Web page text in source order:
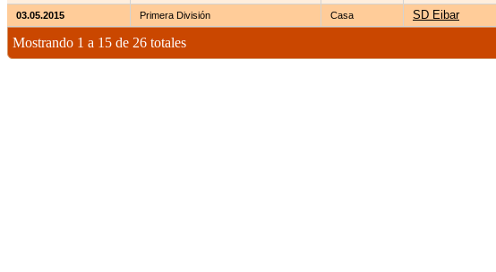
03.05.2015 Primera División Casa SD Eibar
Mostrando 1 a 15 de 26 totales